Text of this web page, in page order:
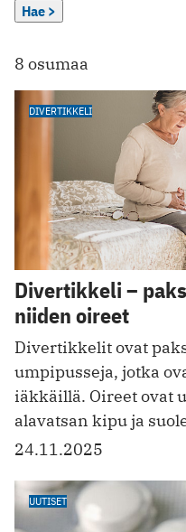
Hae >
8 osumaa
DIVERTIKKELI
Divertikkeli –
niiden oireet
Divertikkelit ovat
umpipusseja, jotka
iäkkäillä. Oireet ovat
alavatsan kipu ja
24.11.2025
UUTISET